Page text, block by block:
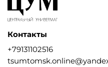
Контакты
+79131102516